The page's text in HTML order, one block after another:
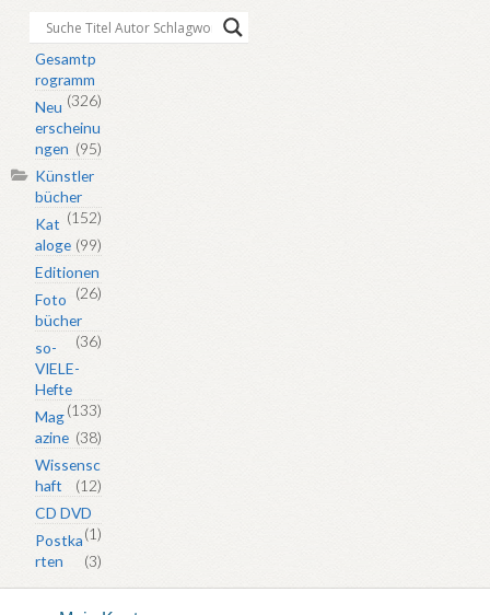
Gesamtp
rogramm
(326)
Neu
erscheinu
ngen (95)
Künstler
bücher
(152)
Kat
aloge (99)
Editionen
(26)
Foto
bücher
(36)
so-
VIELE-
Hefte
(133)
Mag
azine (38)
Wissensc
haft
(12)
CD DVD
(1)
Postka
rten
(3)